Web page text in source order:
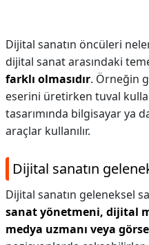
Dijital sanatın öncüleri
dijital sanat arasındaki
farklı olmasıdır. Örneğin
eserini üretirken tuval
tasarımında bilgisayar ya
araçlar kullanılır.
Dijital sanatın
Dijital sanatın geleneksel
sanat yönetmeni, dijital
medya uzmanı veya